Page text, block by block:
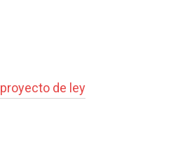
proyecto de ley